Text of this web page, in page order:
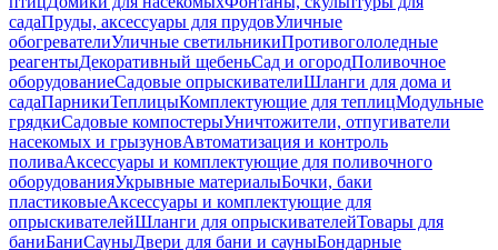
садаПруды, аксессуары для прудовУличные
обогревателиУличные светильникиПротивогололедные
реагентыДекоративный щебеньСад и огородПоливочное
оборудованиеСадовые опрыскивателиШланги для дома и
садаПарникиТеплицыКомплектующие для теплицМодульные
грядкиСадовые компостерыУничтожители, отпугиватели
насекомых и грызуновАвтоматизация и контроль
поливаАксессуары и комплектующие для поливочного
оборудованияУкрывные материалыБочки, баки
пластиковыеАксессуары и комплектующие для
опрыскивателейШланги для опрыскивателейТовары для
баниБаниСауныДвери для бани и сауныБондарные